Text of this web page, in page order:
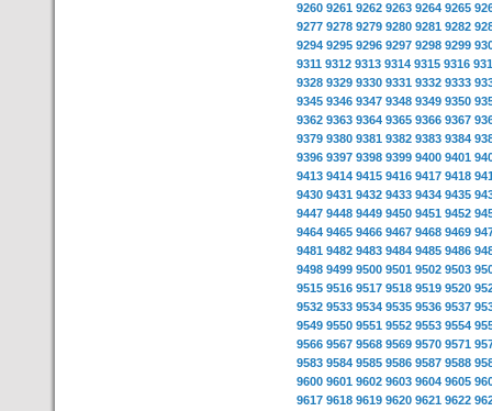
9260 9261 9262 9263 9264 9265
9277 9278 9279 9280 9281 9282
9294 9295 9296 9297 9298 9299
9311 9312 9313 9314 9315 9316
9328 9329 9330 9331 9332 9333
9345 9346 9347 9348 9349 9350
9362 9363 9364 9365 9366 9367
9379 9380 9381 9382 9383 9384
9396 9397 9398 9399 9400 9401
9413 9414 9415 9416 9417 9418
9430 9431 9432 9433 9434 9435
9447 9448 9449 9450 9451 9452
9464 9465 9466 9467 9468 9469
9481 9482 9483 9484 9485 9486
9498 9499 9500 9501 9502 9503
9515 9516 9517 9518 9519 9520
9532 9533 9534 9535 9536 9537
9549 9550 9551 9552 9553 9554
9566 9567 9568 9569 9570 9571
9583 9584 9585 9586 9587 9588
9600 9601 9602 9603 9604 9605
9617 9618 9619 9620 9621 9622